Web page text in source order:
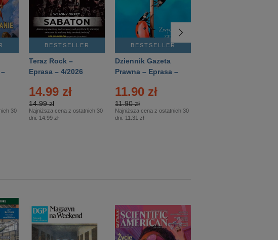
30
BESTSELLER
Teraz Rock –
Eprasa – 4/2026
14.99 zł
14.99 zł
Najniższa cena z ostatnich 30
dni: 14.99 zł
BESTSELLER
Dziennik Gazeta
Prawna – Eprasa –
11.90 zł
11.90 zł
Najniższa cena z ostatnich 30
dni: 11.31 zł